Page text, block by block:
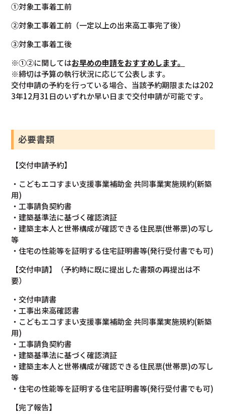
①対象工事着工前
②対象工事着工前（一定以上の出来高工事完了後）
③対象工事着工後
※①②に関してはお早めの申請をおすすめします。
※締切は予算の執行状況に応じて公表します。
交付申請の予約を行っている場合、当該予約期限または202
3年12月31日のいずれか早い日まで交付申請が可能です。
必要書類
【交付申請予約】
・こどもエコすまい⽀援事業補助⾦ 共同事業実施規約(新築
⽤)
・⼯事請負契約書
・建築基準法に基づく確認済証
・建築主本⼈と世帯構成が確認できる住⺠票(世帯票)の写し
等
・住宅の性能等を証明する住宅証明書等(発⾏受付書でも可)
【交付申請】（予約時に既に提出した書類の再提出は不
要）
・交付申請書
・工事出来高確認書
・こどもエコすまい⽀援事業補助⾦ 共同事業実施規約(新築
⽤)
・⼯事請負契約書
・建築基準法に基づく確認済証
・建築主本⼈と世帯構成が確認できる住⺠票(世帯票)の写し
等
・住宅の性能等を証明する住宅証明書等(発⾏受付書でも可)
【完了報告】